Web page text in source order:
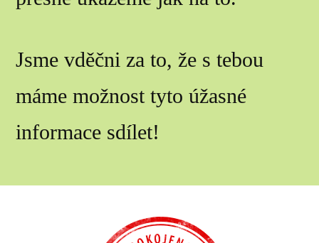
Jsme vděčni za to, že s tebou
máme možnost tyto úžasné
informace sdílet!